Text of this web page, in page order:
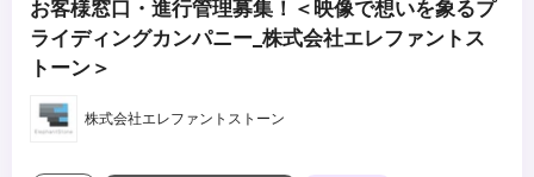
お客様窓口・進行管理募集！＜映像で想いを象るプ
ライディングカンパニー_株式会社エレファントス
トーン＞
株式会社エレファントストーン